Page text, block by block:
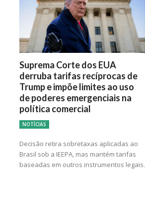
Suprema Corte dos EUA
derruba tarifas recíprocas de
Trump e impõe limites ao uso
de poderes emergenciais na
política comercial
NOTÍCIAS
Decisão retira sobretaxas aplicadas ao
Brasil sob a IEEPA, mas mantém tarifas
baseadas em outros instrumentos legais.